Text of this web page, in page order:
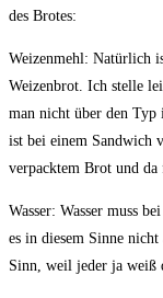
des Brotes:
Weizenmehl : Natürlich
Weizenbrot. Ich stelle
man nicht über den
ist bei einem Sandwich
verpacktem Brot und da
Wasser: Wasser muss
es in diesem Sinne
Sinn, weil jeder ja weiß